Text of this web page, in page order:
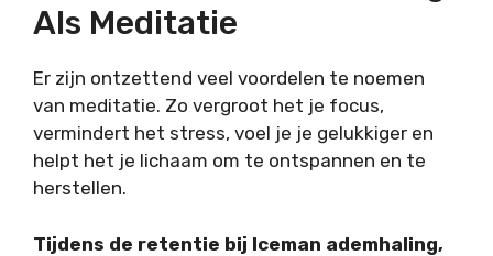
Als Meditatie
Er zijn ontzettend veel voordelen te noemen
van meditatie. Zo vergroot het je focus,
vermindert het stress, voel je je gelukkiger en
helpt het je lichaam om te ontspannen en te
herstellen.
Tijdens de retentie bij Iceman ademhaling,